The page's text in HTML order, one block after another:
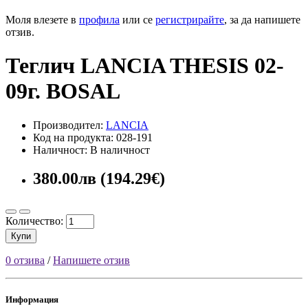
Моля влезете в профила или се регистрирайте, за да напишете
отзив.
Теглич LANCIA THESIS 02-
09г. BOSAL
Производител: LANCIA
Код на продукта: 028-191
Наличност: В наличност
380.00лв (194.29€)
Количество:
Купи
0 отзива /Напишете отзив
Информация